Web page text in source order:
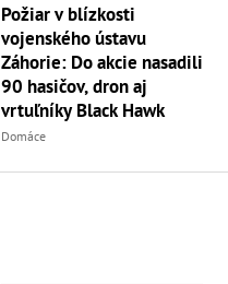
Požiar v blízkosti
vojenského ústavu
Záhorie: Do akcie nasadili
90 hasičov, dron aj
vrtuľníky Black Hawk
Domáce